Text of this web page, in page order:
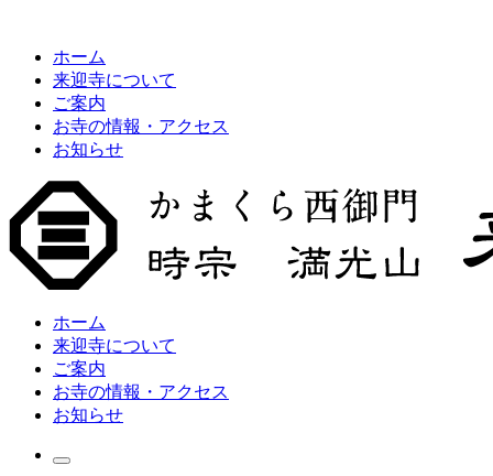
ホーム
来迎寺について
ご案内
お寺の情報・アクセス
お知らせ
ホーム
来迎寺について
ご案内
お寺の情報・アクセス
お知らせ